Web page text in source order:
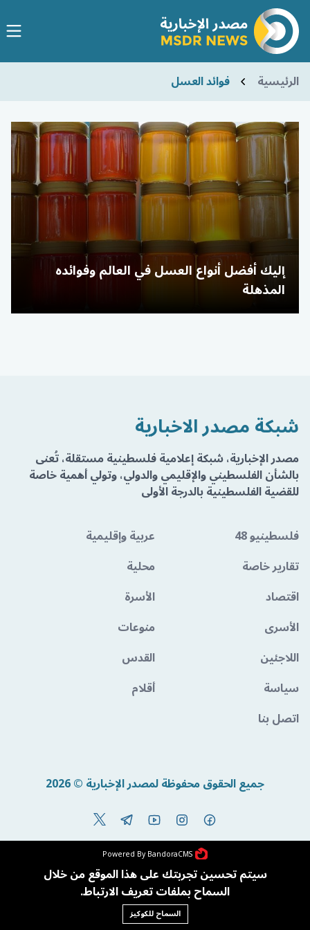
الرئيسية فوائد العسل
إليك أفضل أنواع العسل في العالم وفوائده
المذهلة
شبكة مصدر الاخبارية
مصدر الإخبارية، شبكة إعلامية فلسطينية مستقلة، تُعنى
بالشأن الفلسطيني والإقليمي والدولي، وتولي أهمية خاصة
للقضية الفلسطينية بالدرجة الأولى
فلسطينيو 48
عربية وإقليمية
تقارير خاصة
محلية
اقتصاد
الأسرة
الأسرى
منوعات
اللاجئين
القدس
سياسة
أقلام
اتصل بنا
جميع الحقوق محفوظة لمصدر الإخبارية © 2026
Powered By BandoraCMS
سيتم تحسين تجربتك على هذا الموقع من خلال
السماح بملفات تعريف الارتباط.
السماح للكوكيز